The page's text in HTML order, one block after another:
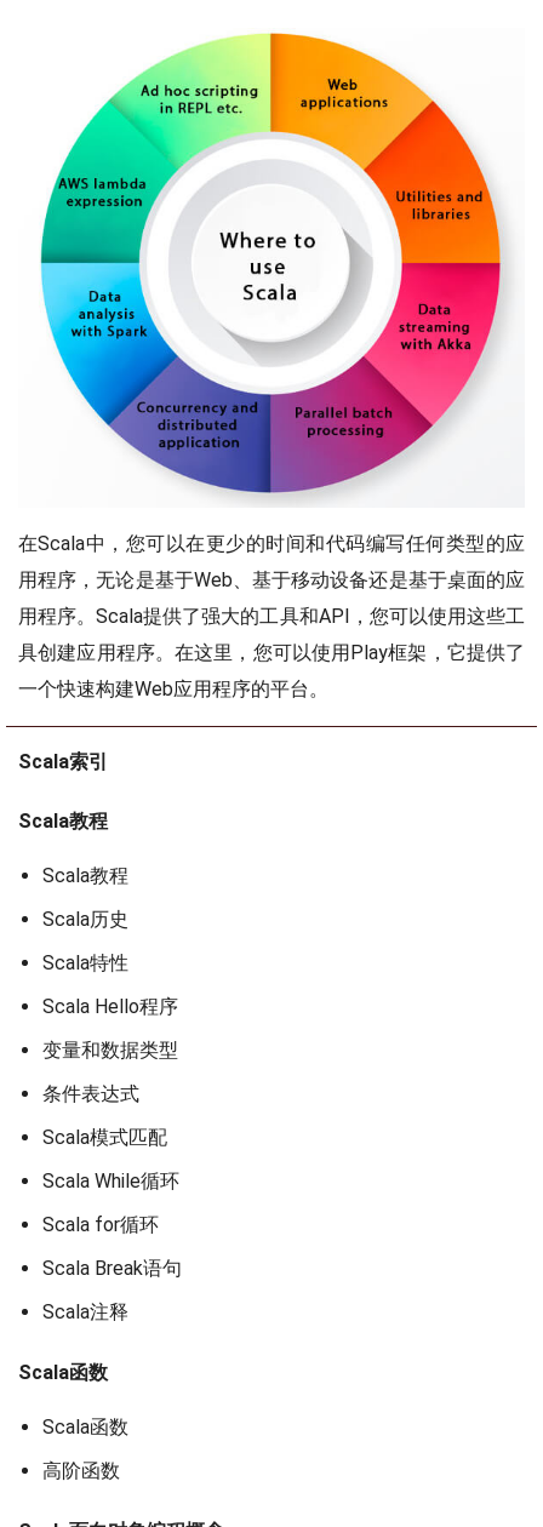
在Scala中，您可以在更少的时间和代码编写任何类型的应
用程序，无论是基于Web、基于移动设备还是基于桌面的应
用程序。Scala提供了强大的工具和API，您可以使用这些工
具创建应用程序。在这里，您可以使用Play框架，它提供了
一个快速构建Web应用程序的平台。
Scala索引
Scala教程
Scala教程
Scala历史
Scala特性
Scala Hello程序
变量和数据类型
条件表达式
Scala模式匹配
Scala While循环
Scala for循环
Scala Break语句
Scala注释
Scala函数
Scala函数
高阶函数